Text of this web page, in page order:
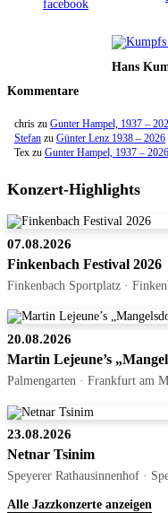
Hans
Kommentare
chris zu Gunter Hampel, 1937 –
Stefan zu Günter Lenz 1938 – 2026
Tex zu Gunter Hampel, 1937 – 2026
Konzert-Highlights
07.08.2026
Finkenbach Festival 2026
Finkenbach Sportplatz ·
20.08.2026
Martin Lejeune’s
Palmengarten · Frankfurt am
23.08.2026
Netnar Tsinim
Speyerer Rathausinnenhof ·
Alle Jazzkonzerte anzeigen